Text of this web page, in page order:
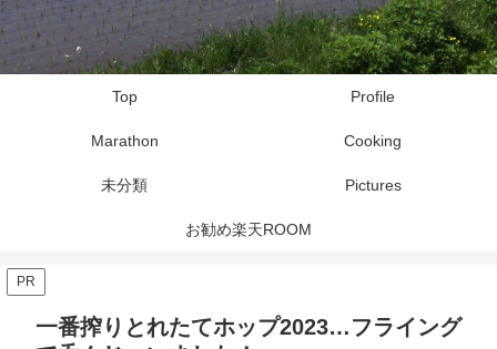
Top Profile
Marathon Cooking
未分類 Pictures
お勧め楽天ROOM
PR
一番搾りとれたてホップ2023…フライング